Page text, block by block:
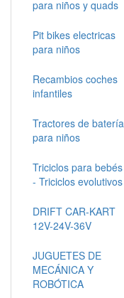
para niños y quads
Pit bikes electricas
para niños
Recambios coches
infantiles
Tractores de batería
para niños
Triciclos para bebés
- Triciclos evolutivos
DRIFT CAR-KART
12V-24V-36V
JUGUETES DE
MECÁNICA Y
ROBÓTICA